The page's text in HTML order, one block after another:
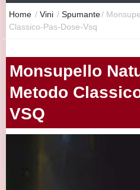
Home / Vini / Spumante/
Classico-Pas-Dose-Vsq
Monsupello
Metodo
VSQ